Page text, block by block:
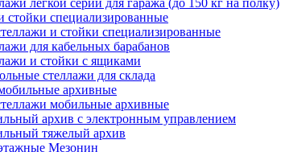
легкой серии для гаража (до 150 кг на полку)
стойки специализированные
и стойки специализированные
для кабельных барабанов
и стойки с ящиками
стеллажи для склада
архивные
мобильные архивные
архив с электронным управлением
тяжелый архив
Мезонин